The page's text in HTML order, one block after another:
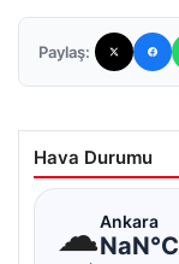
Paylaş:
Hava Durumu
☁Ankara
NaN°C